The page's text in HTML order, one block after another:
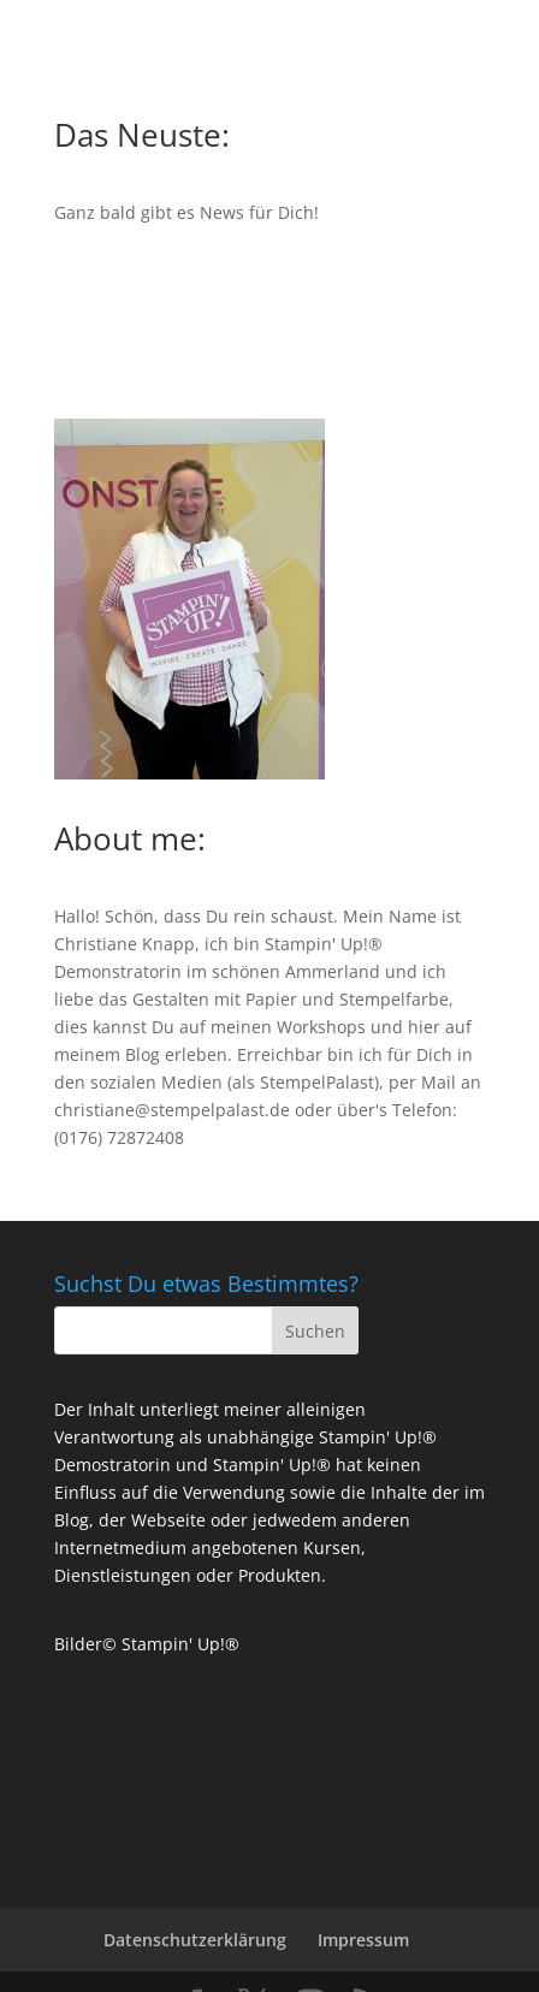
Das Neuste:
Ganz bald gibt es News für Dich!
About me:
Hallo! Schön, dass Du rein schaust. Mein Name ist
Christiane Knapp, ich bin Stampin' Up!®
Demonstratorin im schönen Ammerland und ich
liebe das Gestalten mit Papier und Stempelfarbe,
dies kannst Du auf meinen Workshops und hier auf
meinem Blog erleben. Erreichbar bin ich für Dich in
den sozialen Medien (als StempelPalast), per Mail an
christiane@stempelpalast.de oder über's Telefon:
(0176) 72872408
Suchst Du etwas Bestimmtes?
Der Inhalt unterliegt meiner alleinigen
Verantwortung als unabhängige Stampin' Up!®
Demostratorin und Stampin' Up!® hat keinen
Einfluss auf die Verwendung sowie die Inhalte der im
Blog, der Webseite oder jedwedem anderen
Internetmedium angebotenen Kursen,
Dienstleistungen oder Produkten.
Bilder© Stampin' Up!®
Datenschutzerklärung Impressum